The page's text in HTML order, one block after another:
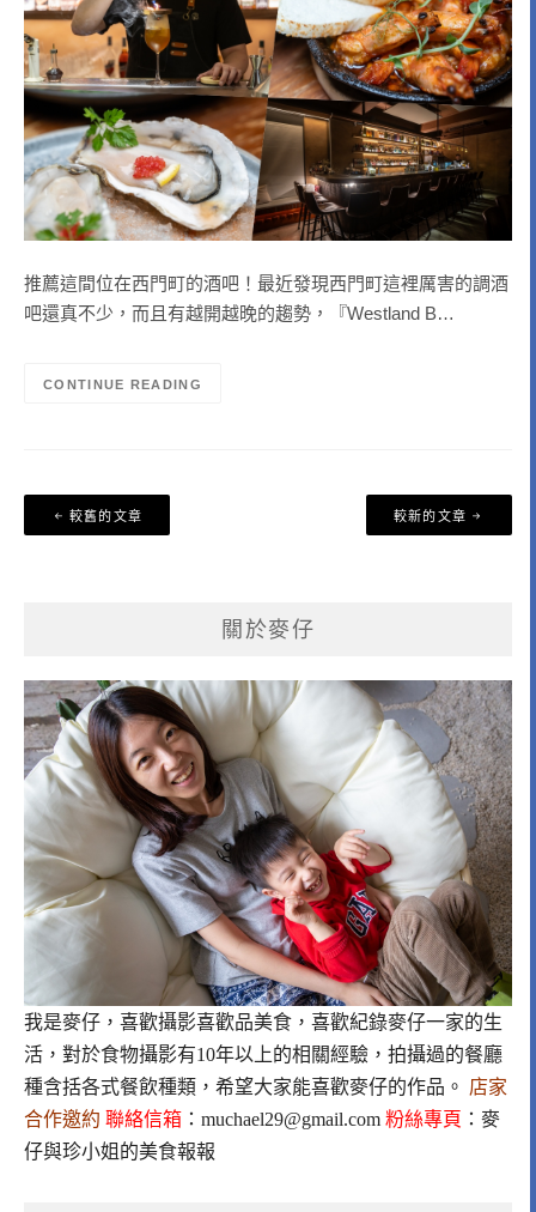
推薦這間位在西門町的酒吧！最近發現西門町這裡厲害的調酒
吧還真不少，而且有越開越晚的趨勢，『Westland B…
CONTINUE READING
章
較舊的文章 較新的文章
關於麥仔
我是麥仔，喜歡攝影喜歡品美食，喜歡紀錄麥仔一家的生
活，對於食物攝影有10年以上的相關經驗，拍攝過的餐廳
種含括各式餐飲種類，希望大家能喜歡麥仔的作品。 店家
合作邀約 聯絡信箱 ： muchael29@gmail.com 粉絲專頁 ： 麥
仔與珍小姐的美食報報